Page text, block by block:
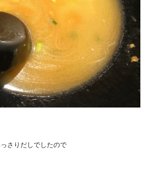
さりだしでしたので